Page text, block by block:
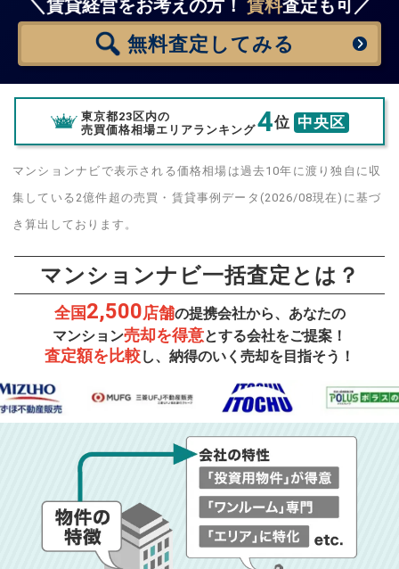
＼賃貸経営をお考えの方！ 賃料査定も可／
無料査定 してみる
東京都23区内の
売買価格相場エリアランキング4位 中央区
マンションナビで表示される価格相場は過去10年に渡り独自に収
集している2億件超の売買・賃貸事例データ(2026/08現在)に基づ
き算出しております。
マンションナビ一括査定とは？
全国2,500店舗の提携会社から、あなたの
マンション売却を得意とする会社をご提案！
査定額を比較し、納得のいく売却を目指そう！